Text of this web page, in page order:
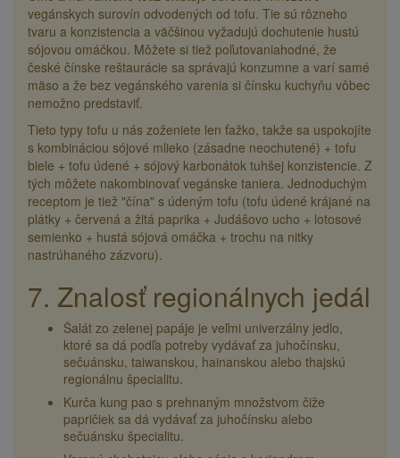
vegánskych surovín odvodených od tofu. Tie sú rôzneho
tvaru a konzistencia a väčšinou vyžadujú dochutenie hustú
sójovou omáčkou. Môžete si tiež poľutovaniahodné, že
české čínske reštaurácie sa správajú konzumne a varí samé
mäso a že bez vegánského varenia si čínsku kuchyňu vôbec
nemožno predstaviť.
Tieto typy tofu u nás zoženiete len ťažko, takže sa uspokojíte
s kombináciou sójové mlieko (zásadne neochutené) + tofu
biele + tofu údené + sójový karbonátok tuhšej konzistencie. Z
tých môžete nakombinovať vegánske taniera. Jednoduchým
receptom je tiež "čína" s údeným tofu (tofu údené krájané na
plátky + červená a žltá paprika + Judášovo ucho + lotosové
semienko + hustá sójová omáčka + trochu na nitky
nastrúhaného zázvoru).
7. Znalosť regionálnych jedál
Šalát zo zelenej papáje je veľmi univerzálny jedlo,
ktoré sa dá podľa potreby vydávať za juhočínsku,
sečuánsku, taiwanskou, hainanskou alebo thajskú
regionálnu špecialitu.
Kurča kung pao s prehnaným množstvom čiže
papričiek sa dá vydávať za juhočínsku alebo
sečuánsku špecialitu.